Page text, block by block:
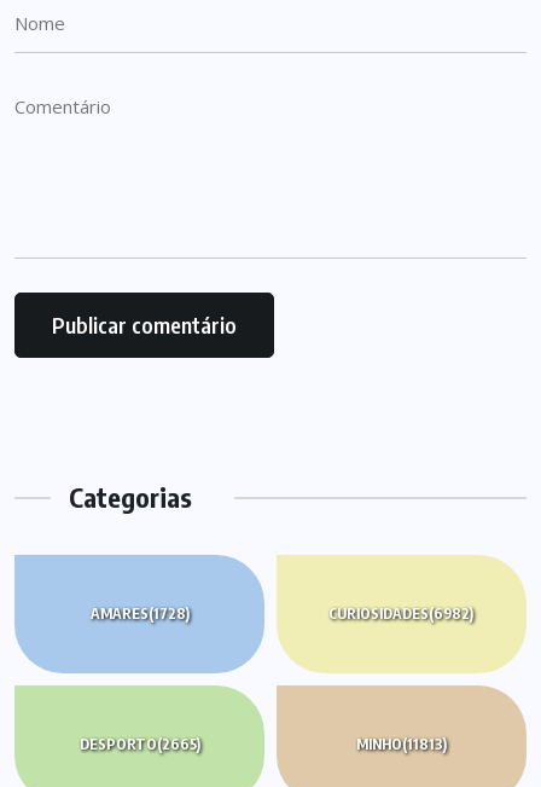
Categorias
AMARES(1728) CURIOSIDADES(6982)
DESPORTO(2665) MINHO(11813)